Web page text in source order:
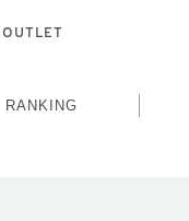
OUTLET
RANKING